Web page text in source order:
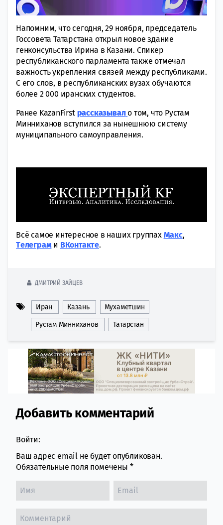
Напомним, что сегодня, 29 ноября, председатель
Госсовета Татарстана открыл новое здание
генконсульства Ирина в Казани. Спикер
республиканского парламента также отмечал
важность укрепления связей между республиками.
С его слов, в республиканских вузах обучаются
более 2 000 иранских студентов.
Ранее KazanFirst рассказывал о том, что Рустам
Минниханов вступился за нынешнюю систему
муниципального самоуправления.
Всё самое интересное в наших группах Макс,
Tелеграми ВКонтакте.
ДМИТРИЙ ЗАЙЦЕВ
Иран Казань Мухаметшин
Рустам Минниханов Татарстан
Comment section
Добавить комментарий
Войти:
Ваш адрес email не будет опубликован.
Обязательные поля помечены *